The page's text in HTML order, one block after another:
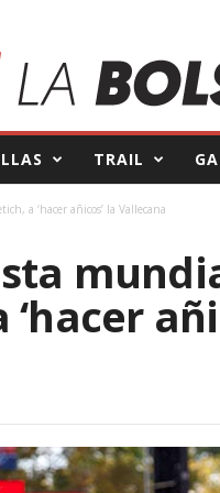
TRAIL
a ‘hacer añicos’ la Vallecana